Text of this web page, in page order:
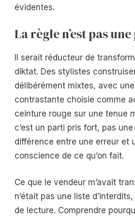
évidentes.
La règle n’est pas
Il serait réducteur de
diktat. Des stylistes
délibérément mixtes, avec
contrastante choisie comme
ceinture rouge sur une tenue
c’est un parti pris fort, pas une
différence entre une erreur et
conscience de ce qu’on fait.
Ce que le vendeur m’avait
n’était pas une liste
de lecture. Comprendre